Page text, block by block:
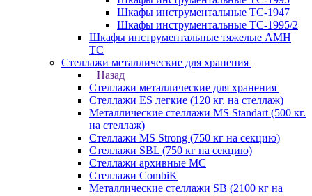
Шкафы инструментальные ТС-1947
Шкафы инструментальные ТС-1995/2
Шкафы инструментальные тяжелые AMH
TC
Стеллажи металлические для хранения
Назад
Стеллажи металлические для хранения
Стеллажи ES легкие (120 кг. на стеллаж)
Металлические стеллажи MS Standart (500 кг.
на стеллаж)
Стеллажи MS Strong (750 кг на секцию)
Стеллажи SBL (750 кг на секцию)
Стеллажи архивные МС
Стеллажи CombiK
Металлические стеллажи SB (2100 кг на